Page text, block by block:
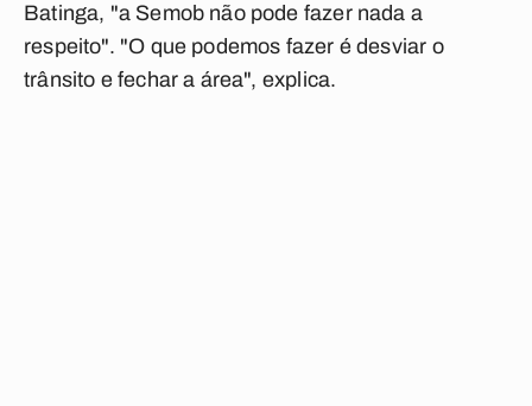
Batinga, "a Semob não pode fazer nada a
respeito". "O que podemos fazer é desviar o
trânsito e fechar a área", explica.